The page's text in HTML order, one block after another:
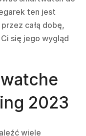
ten jest
całą dobę,
się jego wygląd
2023
wiele